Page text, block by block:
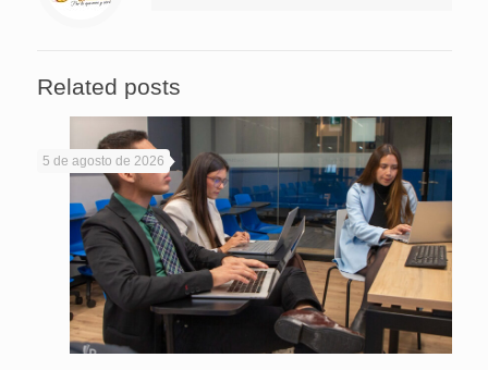
Related posts
5 de agosto de 2026